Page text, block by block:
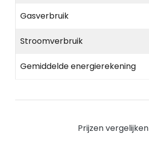
Gasverbruik
Stroomverbruik
Gemiddelde energierekening
Prijzen vergelijken